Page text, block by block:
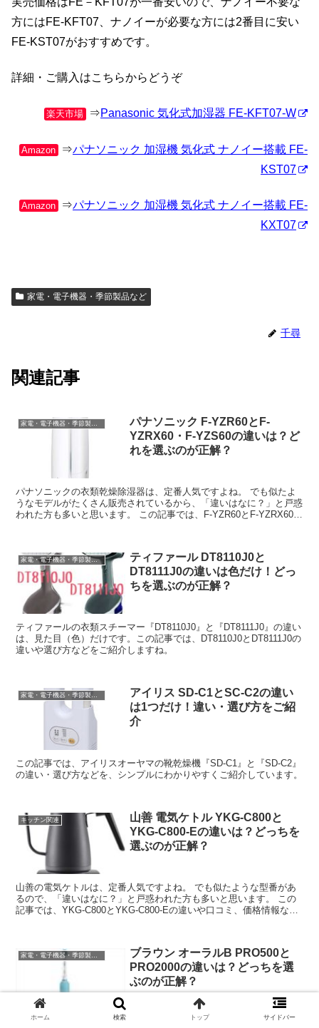
方にはFE-KFT07、ナノイーが必要な方には2番目に安い
FE-KST07がおすすめです。
詳細・ご購入はこちらからどうぞ
楽天市場 ⇒Panasonic 気化式加湿器 FE-KFT07-W
Amazon ⇒パナソニック 加湿機 気化式 ナノイー搭載 FE-
KST07
Amazon ⇒パナソニック 加湿機 気化式 ナノイー搭載 FE-
KXT07
家電・電子機器・季節製品など
千尋
関連記事
家電・電子機器・季節製品など
パナソニック F-YZR60とF-
YZRX60・F-YZS60の違いは？ど
れを選ぶのが正解？
パナソニックの衣類乾燥除湿器は、定番人気ですよね。 でも似たよ
うなモデルがたくさん販売されているから、「違いはなに？」と戸惑
われた方も多いと思います。 この記事では、F-YZR60とF-YZRX60・
家電・電子機器・季節製品など
ティファール DT8110J0と
DT8111J0の違いは色だけ！どっ
ちを選ぶのが正解？
ティファールの衣類スチーマー『DT8110J0』と『DT8111J0』の違い
は、見た目（色）だけです。この記事では、DT8110J0とDT8111J0の
違いや選び方などをご紹介しますね。
家電・電子機器・季節製品など
アイリス SD-C1とSC-C2の違い
は1つだけ！違い・選び方をご紹
介
この記事では、アイリスオーヤマの靴乾燥機『SD-C1』と『SD-C2』
の違い・選び方などを、シンプルにわかりやすくご紹介しています。
キッチン関連
山善 電気ケトル YKG-C800と
YKG-C800-Eの違いは？どっちを
選ぶのが正解？
山善の電気ケトルは、定番人気ですよね。 でも似たような型番があ
るので、「違いはなに？」と戸惑われた方も多いと思います。 この
記事では、YKG-C800とYKG-C800-Eの違いや口コミ、価格情報など
家電・電子機器・季節製品など
ブラウン オーラルB PRO500と
PRO2000の違いは？どっちを選
ぶのが正解？
ホーム 検索 トップ サイドバー